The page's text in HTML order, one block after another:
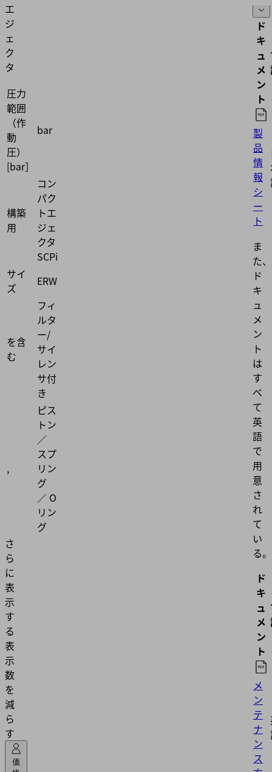
エ
ジ
ェ
ク
タ
圧力
範囲
（作
動
圧）
[bar］
bar
構築
用
コン
パク
トエ
ジェ
クタ
SCPi
サイ
ズ
ERW
を含
む
フィ
ルタ
ー/
サイ
レン
サ付
き
,
ピス
トン
／
スプ
リン
グ
／ O
リン
グ
さ
ら
に
表
示
す
る
表
示
数
を
減
ら
す
価
ド
キ
ュ
メ
ン
ト
製
品
情
報
シ
ー
ト
ま
た、
ド
キ
ュ
メ
ン
ト
は
す
べ
て
英
語
で
用
意
さ
れ
て
い
る。
ド
キ
ュ
メ
ン
ト
メ
ン
テ
ナ
ン
ス